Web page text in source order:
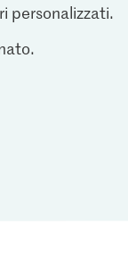
personalizzati.